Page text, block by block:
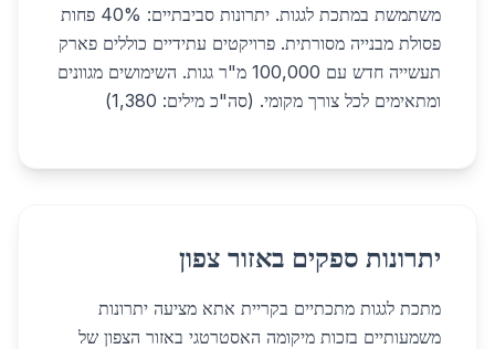
משתמשת במתכת לגגות. יתרונות סביבתיים: 40% פחות
פסולת מבנייה מסורתית. פרויקטים עתידיים כוללים פארק
תעשייה חדש עם 100,000 מ"ר גגות. השימושים מגוונים
ומתאימים לכל צורך מקומי. (סה"כ מילים: 1,380)
יתרונות ספקים באזור צפון
מתכת לגגות מתכתיים בקריית אתא מציעה יתרונות
משמעותיים בזכות מיקומה האסטרטגי באזור הצפון של